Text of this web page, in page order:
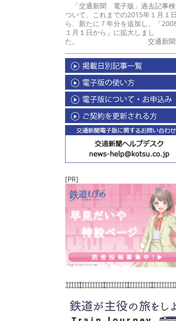
「交通新聞 電子版」過去記事検
ついて、これまでの2015年１月１
ら、新たに７年分を追加し、「
１月１日から」に拡大しまし
た。 交通新聞
[PR]